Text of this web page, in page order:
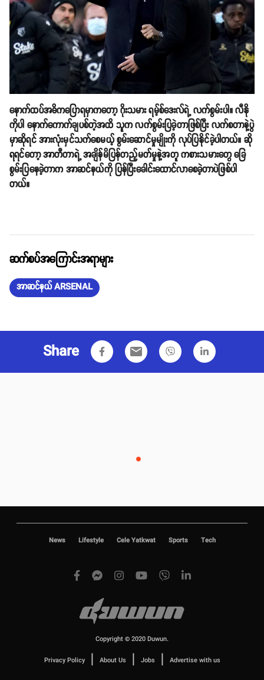
နောက်ထပ်အဓိကပြောရမှာကတော့ ဂိုးသမား ရမ့်စ်ဒေးလ်ရဲ့ လက်စွမ်းပါ။ လီနို
ကိုပါ နောက်ကောက်ချပစ်တဲ့အထိ သူက လက်စွမ်းပြခဲ့တာဖြစ်ပြီး လက်စတာနဲ့ပွဲ
မှာဆိုရင် အားလုံးမှင်သက်စေမယ့် စွမ်းဆောင်မှုမျိုးကို လုပ်ပြနိုင်ခဲ့ပါတယ်။ ဆို
ရရင်တော့ အာတီတာရဲ့ အချိန်မိပြန်တည့်မတ်မှုနဲ့အတူ ကစားသမားတွေ ခြေ
စွမ်းပြနေခဲ့တာက အာဆင်နယ်ကို ပြန်ပြီးခေါင်းထောင်လာစေခဲ့တာပဲဖြစ်ပါ
တယ်။
ဆက်စပ်အကြောင်းအရာများ
အာဆင်နယ် ARSENAL
Share email
News Lifestyle Cele Yatkwat Sports Tech
Copyright © 2020 Duwun.
Privacy Policy | About Us | Jobs | Advertise with us